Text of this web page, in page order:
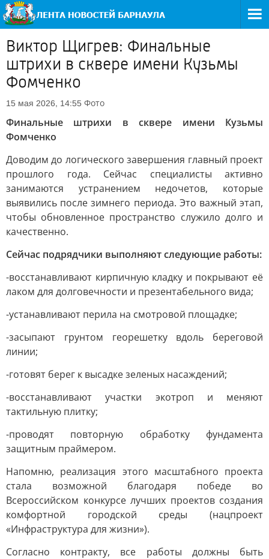
Виктор Щигрев: Финальные
штрихи в сквере имени Кузьмы
Фомченко
15 мая 2026, 14:55 Фото
Финальные штрихи в сквере имени Кузьмы
Фомченко
Доводим до логического завершения главный проект
прошлого года. Сейчас специалисты активно
занимаются устранением недочетов, которые
выявились после зимнего периода. Это важный этап,
чтобы обновленное пространство служило долго и
качественно.
Сейчас подрядчики выполняют следующие работы:
-восстанавливают кирпичную кладку и покрывают её
лаком для долговечности и презентабельного вида;
-устанавливают перила на смотровой площадке;
-засыпают грунтом георешетку вдоль береговой
линии;
-готовят берег к высадке зеленых насаждений;
-восстанавливают участки экотроп и меняют
тактильную плитку;
-проводят повторную обработку фундамента
защитным праймером.
Напомню, реализация этого масштабного проекта
стала возможной благодаря победе во
Всероссийском конкурсе лучших проектов создания
комфортной городской среды (нацпроект
«Инфраструктура для жизни»).
Согласно контракту, все работы должны быть